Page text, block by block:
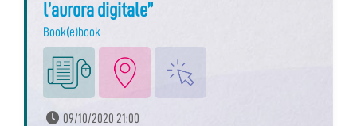
l’aurora digitale”
Book(e)book
09/10/2020 21:00